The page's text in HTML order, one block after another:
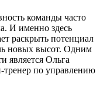
команды часто
И именно здесь
раскрыть потенциал
новых высот. Одним
является Ольга
по управлению